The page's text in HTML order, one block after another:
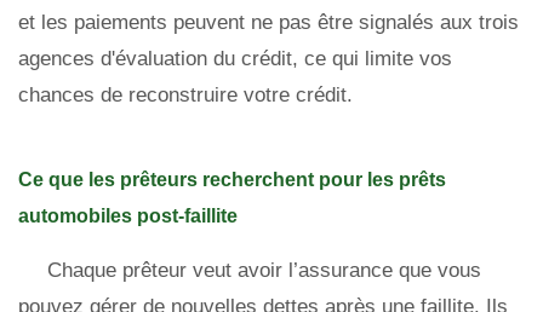
et les paiements peuvent ne pas être signalés aux trois
agences d'évaluation du crédit, ce qui limite vos
chances de reconstruire votre crédit.
Ce que les prêteurs recherchent pour les prêts
automobiles post-faillite
Chaque prêteur veut avoir l’assurance que vous
pouvez gérer de nouvelles dettes après une faillite. Ils